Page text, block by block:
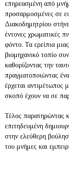
επηρεασμένη από
προσαρμοσμένες σε
Διακοδημητρίου
έντονες χρωματικές
φόντο. Τα ερείπια
βιομηχανικό τοπίο
καθορίζοντας την
πραγματοποιώντας
έρχεται αντιμέτωπος
σκοπό έχουν να σε
Τέλος παρατηρώντας
επιτηδευμένη
στην ελεύθερη
του μνήμες και